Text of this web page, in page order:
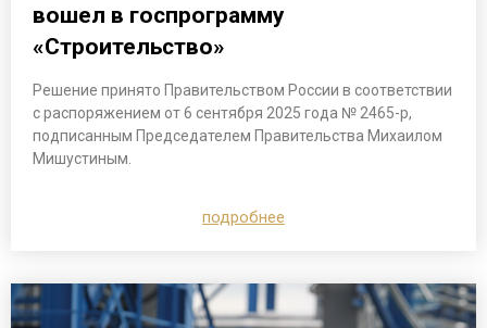
вошел в госпрограмму
«Строительство»
Решение принято Правительством России в соответствии
с распоряжением от 6 сентября 2025 года № 2465-р,
подписанным Председателем Правительства Михаилом
Мишустиным.
подробнее